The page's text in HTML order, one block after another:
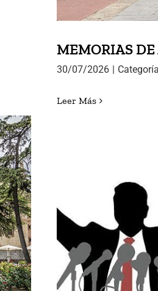
MEMORIAS
30/07/2026
Leer Más